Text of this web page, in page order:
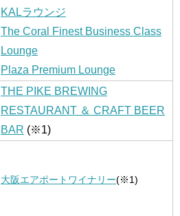
KALラウンジ
The Coral Finest Business Class
Lounge
Plaza Premium Lounge
THE PIKE BREWING
RESTAURANT ＆ CRAFT BEER
BAR (※1)
大阪エアポートワイナリー(※1)